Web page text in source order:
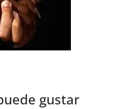
gustar